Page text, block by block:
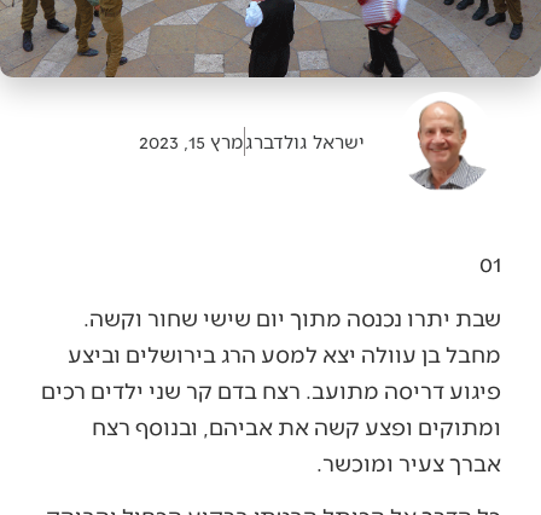
ישראל גולדברגמרץ 15, 2023
01
שבת יתרו נכנסה מתוך יום שישי שחור וקשה.
מחבל בן עוולה יצא למסע הרג בירושלים וביצע
פיגוע דריסה מתועב. רצח בדם קר שני ילדים רכים
ומתוקים ופצע קשה את אביהם, ובנוסף רצח
אברך צעיר ומוכשר.